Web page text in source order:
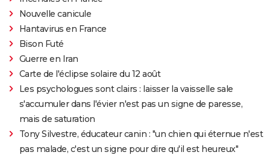
Nouvelle canicule
Hantavirus en France
Bison Futé
Guerre en Iran
Carte de l'éclipse solaire du 12 août
Les psychologues sont clairs : laisser la vaisselle sale
s'accumuler dans l'évier n'est pas un signe de paresse,
mais de saturation
Tony Silvestre, éducateur canin : "un chien qui éternue n'est
pas malade, c'est un signe pour dire qu'il est heureux"